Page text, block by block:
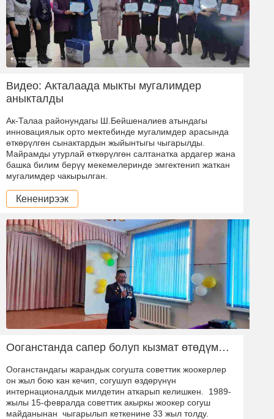
Видео: Акталаада мыкты мугалимдер
аныкталды
Ак-Талаа районундагы Ш.Бейшеналиев атындагы
инновациялык орто мектебинде мугалимдер арасында
өткөрүлгөн сынактардын жыйынтыгы чыгарылды.
Майрамды утурлай өткөрүлгөн салтанатка ардагер жана
башка билим берүү мекемелеринде эмгектенип жаткан
мугалимдер чакырылган.
Кененирээк
Ооганстанда сапер болуп кызмат өтөдүм…
Ооганстандагы жарандык согушта советтик жоокерлер
он жыл бою кан кечип, согушуп өздөрүнүн
интернационалдык милдетин аткарып келишкен. 1989-
жылы 15-февралда советтик акыркы жоокер согуш
майданынан чыгарылып кеткенине 33 жыл толду.